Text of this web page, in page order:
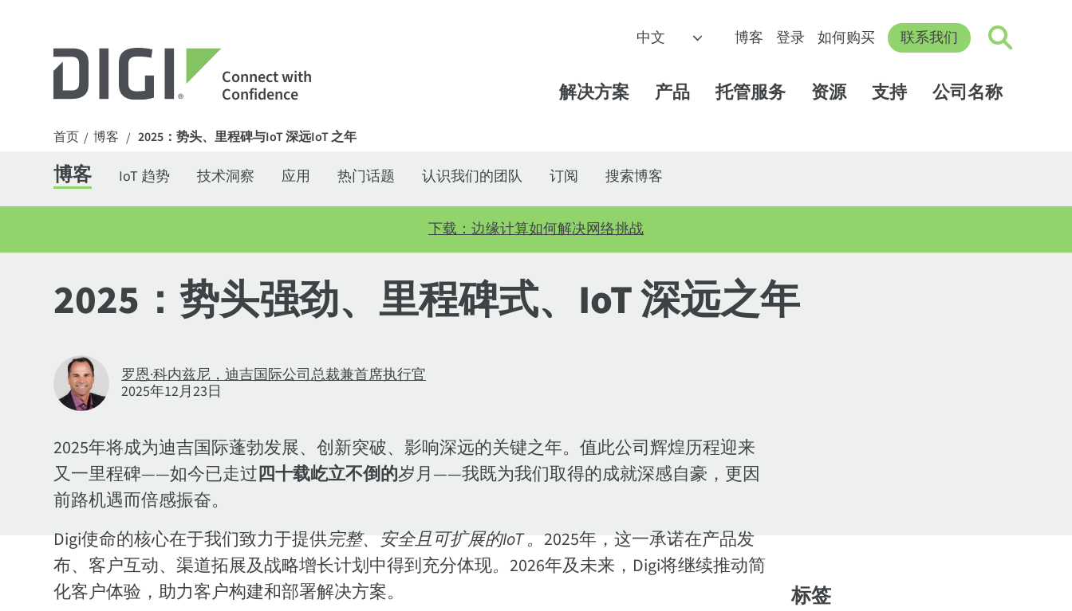
Connect with
Confidence
博客 登录 如何购买 联系我们
解决方案 产品 托管服务 资源 支持 公司名称
首页 / 博客 / 2025：势头、里程碑与IoT 深远IoT 之年
博客 IoT 趋势 技术洞察 应用 热门话题 认识我们的团队 订阅 搜索博客
下载：边缘计算如何解决网络挑战
2025：势头强劲、里程碑式、IoT 深远之年
罗恩·科内兹尼，迪吉国际公司总裁兼首席执行官
2025年12月23日
2025年将成为迪吉国际蓬勃发展、创新突破、影响深远的关键之年。值此公司辉煌历程迎来
又一里程碑——如今已走过四十载屹立不倒的岁月——我既为我们取得的成就深感自豪，更因
前路机遇而倍感振奋。
Digi使命的核心在于我们致力于提供完整、安全且可扩展的IoT 。2025年，这一承诺在产品发
布、客户互动、渠道拓展及战略增长计划中得到充分体现。2026年及未来，Digi将继续推动简
化客户体验，助力客户构建和部署解决方案。
标签